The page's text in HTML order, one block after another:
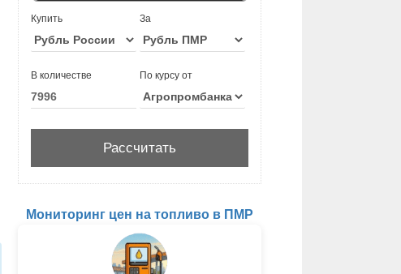
Купить За
В количестве По курсу от
Мониторинг цен на топливо в ПМР